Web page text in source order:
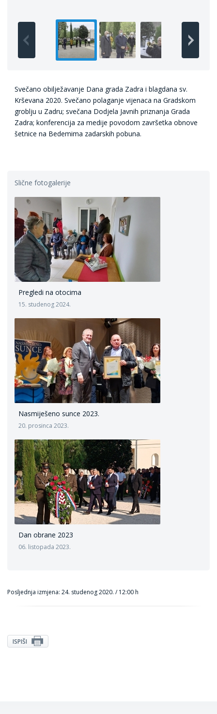
Svečano obilježavanje Dana grada Zadra i blagdana sv.
Krševana 2020. Svečano polaganje vijenaca na Gradskom
groblju u Zadru; svečana Dodjela Javnih priznanja Grada
Zadra; konferencija za medije povodom završetka obnove
šetnice na Bedemima zadarskih pobuna.
Slične fotogalerije
Pregledi na otocima
15. studenog 2024.
Nasmiješeno sunce 2023.
20. prosinca 2023.
Dan obrane 2023
06. listopada 2023.
Posljednja izmjena: 24. studenog 2020. / 12:00 h
ISPIŠI